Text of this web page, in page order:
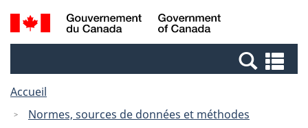
Passer
au
Passer
à
Canada
Recherche
et
et
Accueil
Normes, sources de données et méthodes